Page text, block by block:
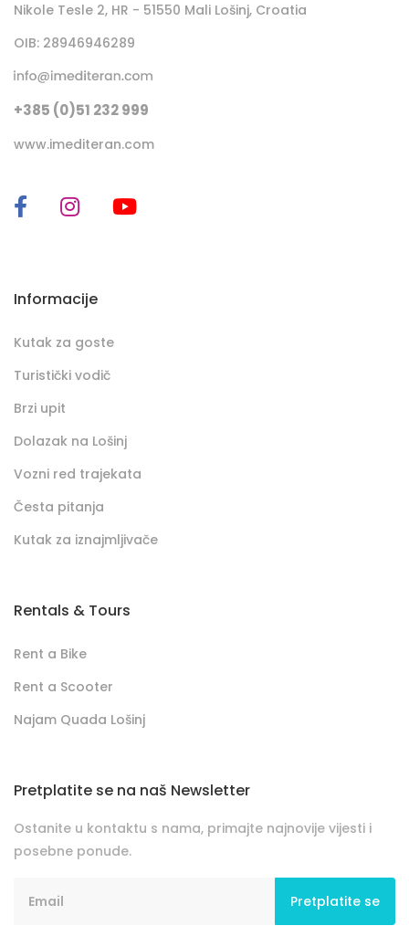
Nikole Tesle 2, HR - 51550 Mali Lošinj, Croatia
OIB: 28946946289
+385 (0)51 232 999
www.imediteran.com
Informacije
Kutak za goste
Turistički vodič
Brzi upit
Dolazak na Lošinj
Vozni red trajekata
Česta pitanja
Kutak za iznajmljivače
Rentals & Tours
Rent a Bike
Rent a Scooter
Najam Quada Lošinj
Pretplatite se na naš Newsletter
Ostanite u kontaktu s nama, primajte najnovije vijesti i
posebne ponude.
Pretplatite se